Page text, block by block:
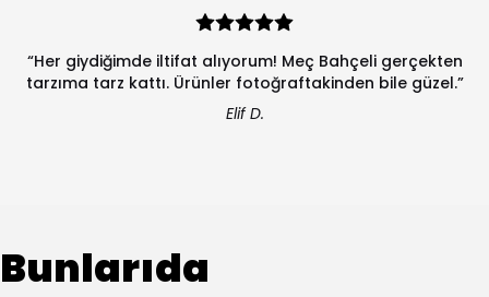
“Her giydiğimde iltifat alıyorum! Meç Bahçeli gerçekten
tarzıma tarz kattı. Ürünler fotoğraftakinden bile güzel.”
Elif D.
Bunlarıda